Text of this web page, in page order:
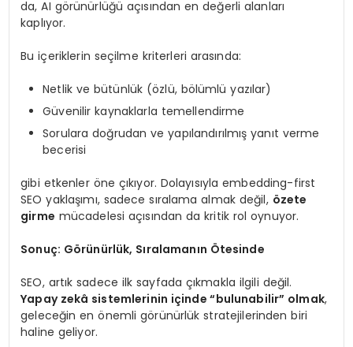
da, AI görünürlüğü açısından en değerli alanları
kaplıyor.
Bu içeriklerin seçilme kriterleri arasında:
Netlik ve bütünlük (özlü, bölümlü yazılar)
Güvenilir kaynaklarla temellendirme
Sorulara doğrudan ve yapılandırılmış yanıt verme
becerisi
gibi etkenler öne çıkıyor. Dolayısıyla embedding-first
SEO yaklaşımı, sadece sıralama almak değil, özete
girme mücadelesi açısından da kritik rol oynuyor.
Sonuç: Görünürlük, Sıralamanın Ötesinde
SEO, artık sadece ilk sayfada çıkmakla ilgili değil.
Yapay zekâ sistemlerinin içinde “bulunabilir” olmak,
geleceğin en önemli görünürlük stratejilerinden biri
haline geliyor.